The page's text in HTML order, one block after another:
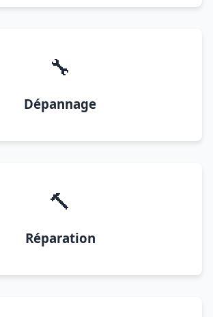
🔧
Dépannage
🔨
Réparation